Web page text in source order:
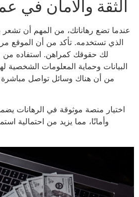
الثقة والأمان في
عندما تضع رهاناتك، من المهم أن تشعر
الذي تستخدمه. تأكد من أن الموقع
لك حقوقك كمراهن. استفاده من
البيانات وحماية المعلومات الشخصية
من أن هناك وسائل تواصل
اختيار منصة موثوقة في الرهانات
وأمانًا، مما يزيد من احتمالية